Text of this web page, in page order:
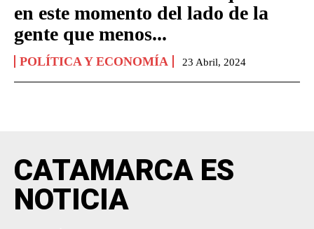
en este momento del lado de la
gente que menos...
POLÍTICA Y ECONOMÍA 23 Abril, 2024
CATAMARCA ES
NOTICIA